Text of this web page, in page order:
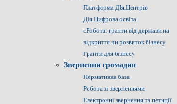
Платформа ДІя.Центрів
Дія.Цифрова освіта
єРобота: гранти від держави на
відкриття чи розвиток бізнесу
Гранти для бізнесу
Звернення громадян
Нормативна база
Робота зі зверненнями
Електронні звернення та петиції